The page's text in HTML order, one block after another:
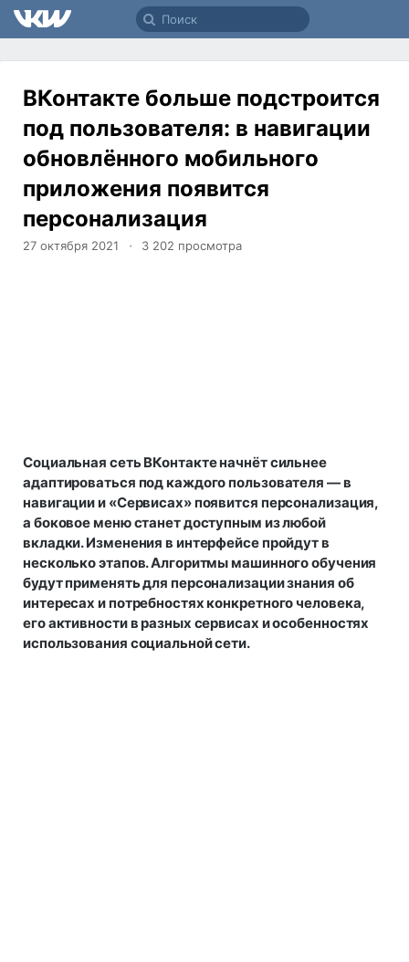
ВКонтакте больше подстроится
под пользователя: в навигации
обновлённого мобильного
приложения появится
персонализация
27 октября 2021 3 202 просмотра
Социальная сеть ВКонтакте начнёт сильнее
адаптироваться под каждого пользователя — в
навигации и «Сервисах» появится персонализация,
а боковое меню станет доступным из любой
вкладки. Изменения в интерфейсе пройдут в
несколько этапов. Алгоритмы машинного обучения
будут применять для персонализации знания об
интересах и потребностях конкретного человека,
его активности в разных сервисах и особенностях
использования социальной сети.